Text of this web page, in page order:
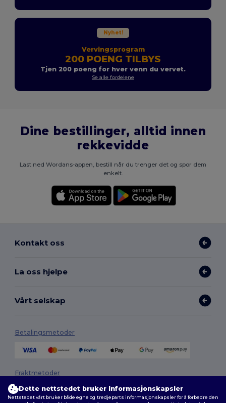
Nyhet!
Vervingsprogram
200 POENG TILBYS
Tjen 200 poeng for hver venn du vervet.
Se alle fordelene
Dine bestillinger, alltid innen
rekkevidde
Last ned Wordans-appen, bestill når du trenger det og spor dem
enkelt.
Kontakt oss
La oss hjelpe
Vårt selskap
Betalingsmetoder
Fraktmetoder
Dette nettstedet bruker informasjonskapsler
Nettstedet vårt bruker både egne og tredjeparts informasjonskapsler for å forbedre den